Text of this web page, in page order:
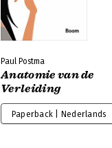
Paul Postma
Anatomie van de
Verleiding
Paperback | Nederlands